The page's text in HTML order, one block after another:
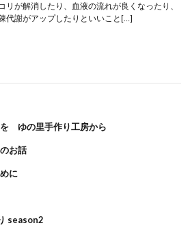
リが解消したり、血液の流れが良くなったり、
代謝がアップしたりといいこと[…]
ゆの里手作り工房から
お話
に
season2